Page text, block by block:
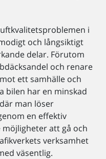
i
och långsiktigt
delar. Förutom
och renare
ett samhälle och
bilen har en minskad
man löser
en effektiv
att gå och
verksamhet
väsentlig.